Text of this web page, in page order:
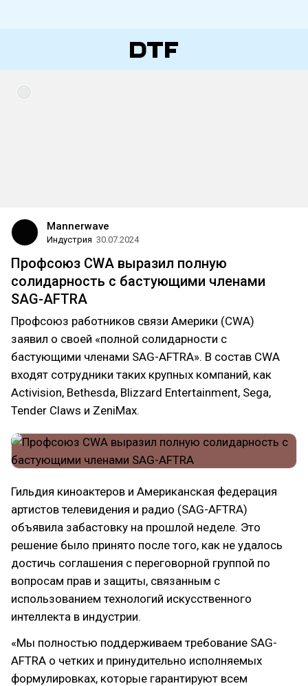
Mannerwave
Индустрия 30.07.2024
Профсоюз CWA выразил полную
солидарность с бастующими членами
SAG-AFTRA
Профсоюз работников связи Америки (CWA)
заявил о своей «полной солидарности с
бастующими членами SAG-AFTRA». В состав CWA
входят сотрудники таких крупных компаний, как
Activision, Bethesda, Blizzard Entertainment, Sega,
Tender Claws и ZeniMax.
Гильдия киноактеров и Американская федерация
артистов телевидения и радио (SAG-AFTRA)
объявила забастовку на прошлой неделе. Это
решение было принято после того, как не удалось
достичь соглашения с переговорной группой по
вопросам прав и защиты, связанным с
использованием технологий искусственного
интеллекта в индустрии.
«Мы полностью поддерживаем требование SAG-
AFTRA о четких и принудительно исполняемых
формулировках, которые гарантируют всем